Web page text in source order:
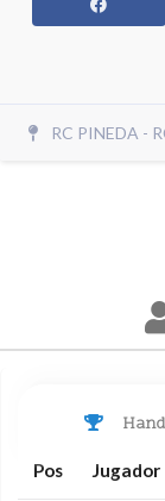
RC PINEDA -
Pos Jugador